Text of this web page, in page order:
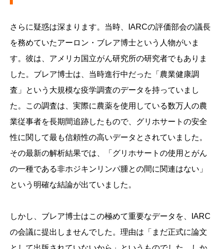
さらに疑惑は深まります。当時、IARCの評価部会の議長
を務めていたアーロン・ブレア博士という人物がいま
す。彼は、アメリカ国立がん研究所の研究者でもありま
した。ブレア博士は、当時進行中だった「農業健康調
査」という大規模な疫学調査のデータを持っていまし
た。この調査は、実際に農薬を使用している数万人の農
業従事者を長期間追跡したもので、グリホサートの安全
性に関して最も信頼性の高いデータとされていました。
その最新の解析結果では、「グリホサートの使用とがん
の一種である非ホジキンリンパ腫との間に関連はない」
という明確な結論が出ていました。
しかし、ブレア博士はこの極めて重要なデータを、IARC
の会議に提出しませんでした。理由は「まだ正式に論文